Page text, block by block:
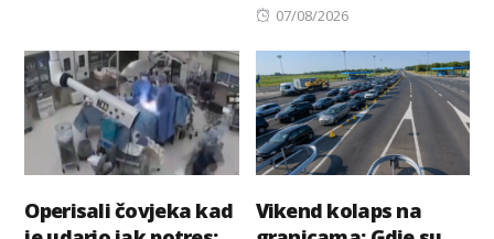
Posted
07/08/2026
Operisali čovjeka kad
Vikend kolaps na